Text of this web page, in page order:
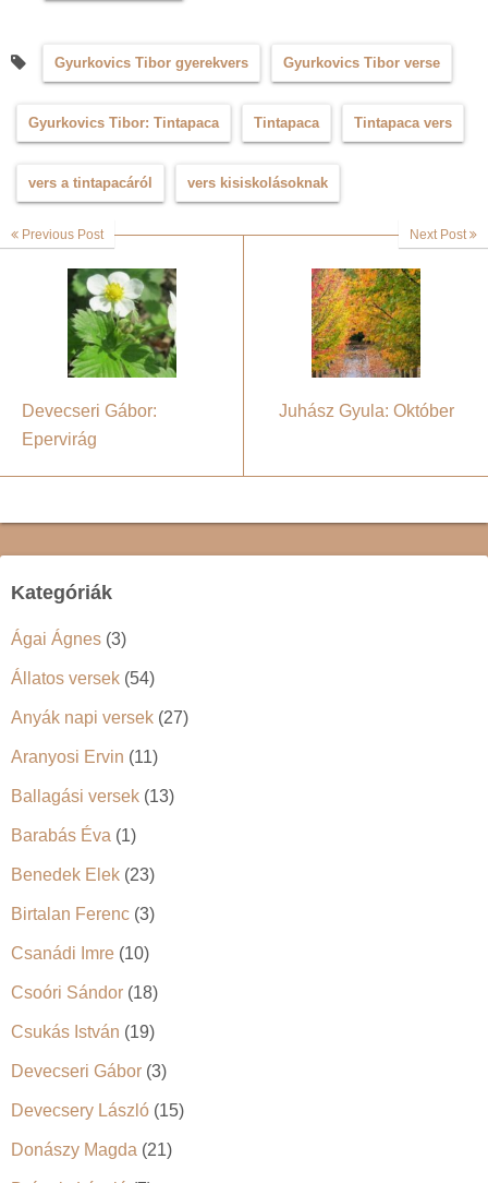
Gyurkovics Tibor gyerekvers Gyurkovics Tibor verse
Gyurkovics Tibor: Tintapaca Tintapaca Tintapaca vers
vers a tintapacáról vers kisiskolásoknak
Previous Post
Devecseri Gábor:
Epervirág
Next Post
Juhász Gyula: Október
Kategóriák
Ágai Ágnes (3)
Állatos versek (54)
Anyák napi versek (27)
Aranyosi Ervin (11)
Ballagási versek (13)
Barabás Éva (1)
Benedek Elek (23)
Birtalan Ferenc (3)
Csanádi Imre (10)
Csoóri Sándor (18)
Csukás István (19)
Devecseri Gábor (3)
Devecsery László (15)
Donászy Magda (21)